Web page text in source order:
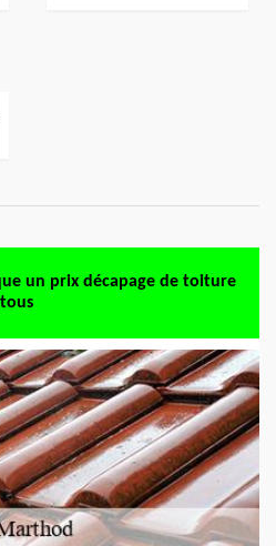
un prix décapage de toiture